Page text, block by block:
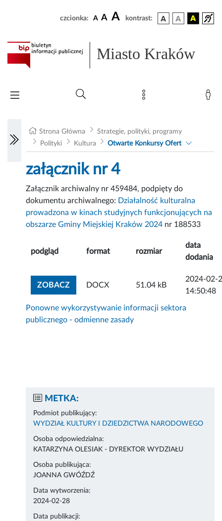
czcionka: A A A kontrast:
Miasto Kraków
Strona Główna
Strategie, polityki, programy
Polityki
Kultura Otwarte Konkursy Ofert
załącznik nr 4
Załącznik archiwalny nr 459484, podpięty do
dokumentu archiwalnego: Działalność kulturalna
prowadzona w kinach studyjnych funkcjonujących na
obszarze Gminy Miejskiej Kraków 2024 nr 188533
podgląd format rozmiar
data
dodania
ZOBACZZOBACZ ZAŁĄCZNIK
DOCX 51.04 kB
2024-02-
14:50:48
Ponowne wykorzystywanie informacji sektora
publicznego - odmienne zasady
METKA:
Podmiot publikujący:
WYDZIAŁ KULTURY I DZIEDZICTWA NARODOWEGO
Osoba odpowiedzialna:
KATARZYNA OLESIAK - DYREKTOR WYDZIAŁU
Osoba publikująca:
JOANNA GWÓŹDŹ
Data wytworzenia:
2024-02-28
Data publikacji: